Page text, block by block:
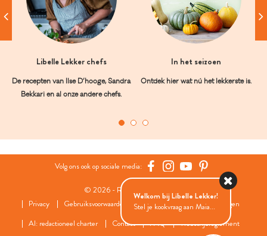
Libelle Lekker chefs
De recepten van Ilse D’hooge, Sandra
Bekkari en al onze andere chefs.
In het seizoen
Ontdek hier wat nú het lekkerste is.
Volg ons ook op sociale media:
© 2026 - Roularta Media Group
Privacy
Gebruiksvoorwaarden Cookies
Cookies instellingen
AI: redactioneel charter
Contact FAQ Wedstrijdreglement
Welkom bij Libelle Lekker!
Stel je kookvraag aan Maia...